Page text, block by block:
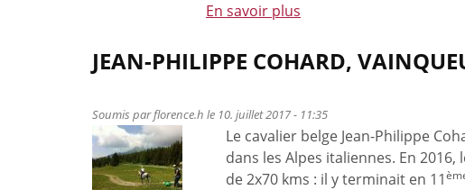
En savoir plus
de
Davy
finaliste
à
Pise
JEAN-PHILIPPE COHARD,
Soumis parflorence.h le 10. juillet 2017 - 11:35
Le cavalier belge Jean-Philippe
dans les Alpes italiennes. En
de 2x70 kms : il y terminait en 11